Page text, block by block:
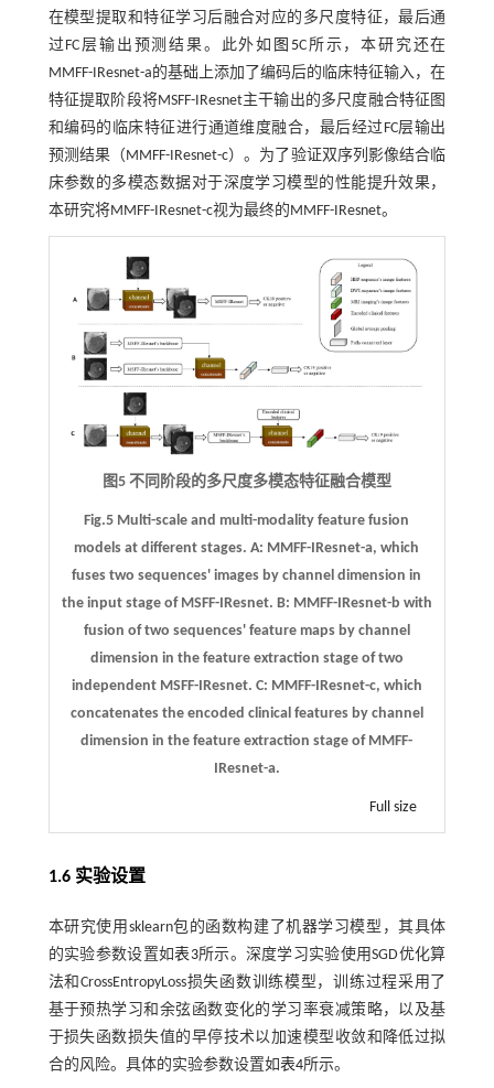
在模型提取和特征学习后融合对应的多尺度特征，最后通
过FC层输出预测结果。此外如 图5C所示，本研究还在
MMFF-IResnet-a的基础上添加了编码后的临床特征输入，在
特征提取阶段将MSFF-IResnet主干输出的多尺度融合特征图
和编码的临床特征进行通道维度融合，最后经过FC层输出
预测结果（MMFF-IResnet-c）。为了验证双序列影像结合临
床参数的多模态数据对于深度学习模型的性能提升效果，
本研究将MMFF-IResnet-c视为最终的MMFF-IResnet。
图5 不同阶段的多尺度多模态特征融合模型
Fig.5 Multi-scale and multi-modality feature fusion
models at different stages.A: MMFF-IResnet-a, which
fuses two sequences' images by channel dimension in
the input stage of MSFF-IResnet. B: MMFF-IResnet-b with
fusion of two sequences' feature maps by channel
dimension in the feature extraction stage of two
independent MSFF-IResnet. C: MMFF-IResnet-c, which
concatenates the encoded clinical features by channel
dimension in the feature extraction stage of MMFF-
IResnet-a.
Full size
1.6 实验设置
本研究使用sklearn包的函数构建了机器学习模型，其具体
的实验参数设置如表3所示。深度学习实验使用SGD优化算
法和CrossEntropyLoss损失函数训练模型，训练过程采用了
基于预热学习和余弦函数变化的学习率衰减策略，以及基
于损失函数损失值的早停技术以加速模型收敛和降低过拟
合的风险。具体的实验参数设置如表4所示。